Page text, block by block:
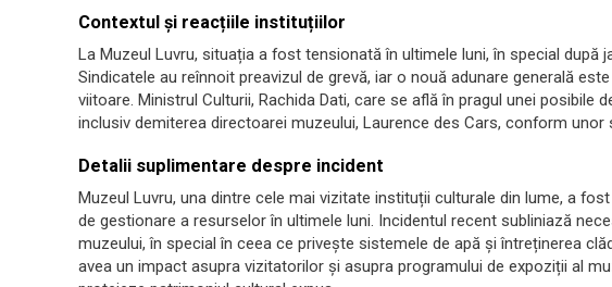
Contextul și reacțiile instituțiilor
La Muzeul Luvru, situația a fost tensionată în ultimele luni, în special după
Sindicatele au reînnoit preavizul de grevă, iar o nouă adunare generală
viitoare. Ministrul Culturii, Rachida Dati, care se află în pragul unei posibile
inclusiv demiterea directoarei muzeului, Laurence des Cars, conform unor
Detalii suplimentare despre incident
Muzeul Luvru, una dintre cele mai vizitate instituții culturale din lume, a
de gestionare a resurselor în ultimele luni. Incidentul recent subliniază
muzeului, în special în ceea ce privește sistemele de apă și întreținerea
avea un impact asupra vizitatorilor și asupra programului de expoziții al